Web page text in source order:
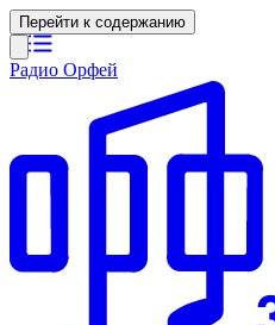
Перейти к содержанию
Радио Орфей